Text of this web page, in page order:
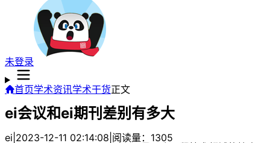
未登录
首页学术资讯学术干货正文
ei会议和ei期刊差别有多大
ei 2023-12-11 02:14:08 阅读量：1305